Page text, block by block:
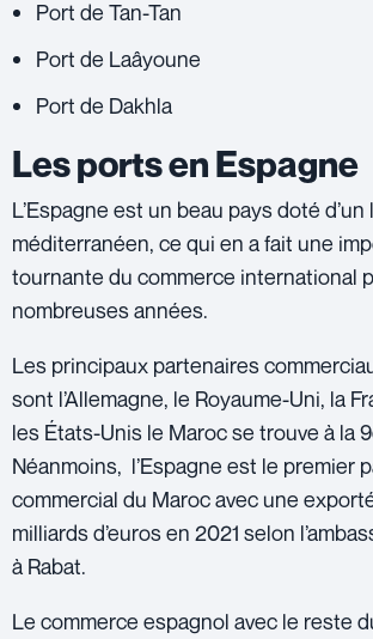
Port de Tan-Tan
Port de Laâyoune
Port de Dakhla
Les ports en Espagne
L’Espagne est un beau pays doté
méditerranéen, ce qui en a fait une
tournante du commerce international
nombreuses années.
Les principaux partenaires
sont l’Allemagne, le Royaume-Uni, la
les États-Unis le Maroc se trouve à la
Néanmoins, l’Espagne est le premier
commercial du Maroc avec une
milliards d’euros en 2021 selon
à Rabat.
Le commerce espagnol avec le reste